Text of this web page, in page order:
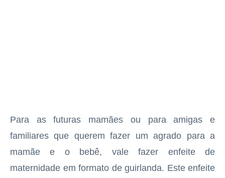
Para as futuras mamães ou para amigas e
familiares que querem fazer um agrado para a
mamãe e o bebê, vale fazer enfeite de
maternidade em formato de guirlanda. Este enfeite